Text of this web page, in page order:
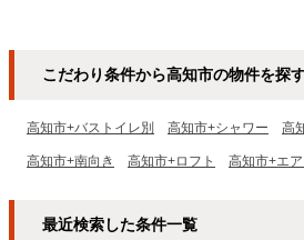
こだわり条件から高知市の物件を探
高知市+バストイレ別 高知市+シャワー 高
高知市+南向き 高知市+ロフト 高知市+エ
最近検索した条件一覧